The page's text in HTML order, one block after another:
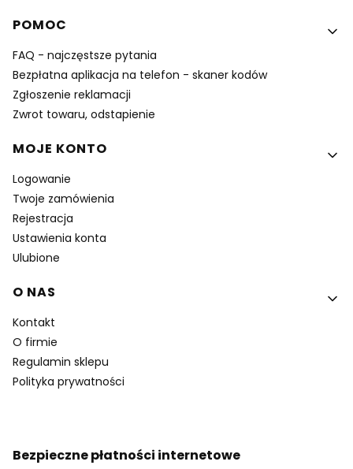
POMOC
FAQ - najczęstsze pytania
Bezpłatna aplikacja na telefon - skaner kodów
Zgłoszenie reklamacji
Zwrot towaru, odstapienie
MOJE KONTO
Logowanie
Twoje zamówienia
Rejestracja
Ustawienia konta
Ulubione
O NAS
Kontakt
O firmie
Regulamin sklepu
Polityka prywatności
Bezpieczne płatności internetowe